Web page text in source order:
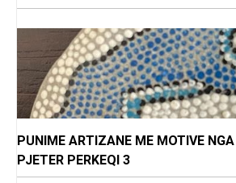
PUNIME ARTIZANE ME MOTIVE
PJETER PERKEQI 3